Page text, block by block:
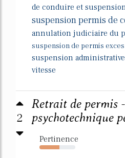
de conduire et
suspension permis de
annulation judiciaire du
suspension de permis
suspension
vitesse
2
Retrait de permis
psychotechnique
Pertinence
55%